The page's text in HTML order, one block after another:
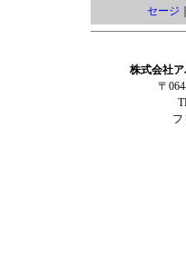
セージ
株式会社
〒
フ